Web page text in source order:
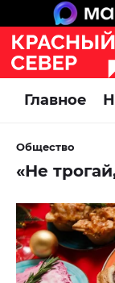
Главное
Общество
«Не